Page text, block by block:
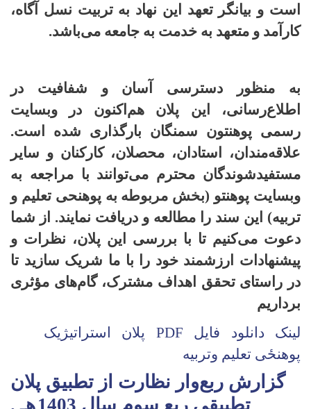
است و بیانگر تعهد این نهاد به تربیت نسل آگاه،
کارآمد و متعهد به خدمت به جامعه می‌باشد.
به منظور دسترسی آسان و شفافیت در
اطلاع‌رسانی، این پلان هم‌اکنون در وبسایت
رسمی پوهنتون سمنگان بارگذاری شده است.
علاقه‌مندان، استادان، محصلان، کارکنان و سایر
مستفیدشوندگان محترم می‌توانند با مراجعه به
وبسایت پوهنتو (بخش مربوطه به پوهنحی تعلیم و
تربیه) این سند را مطالعه و دریافت نمایند. از شما
دعوت می‌کنیم تا با بررسی این پلان، نظرات و
پیشنهادات ارزشمند خود را با ما شریک سازید تا
در راستای تحقق اهداف مشترک، گام‌های مؤثری
برداریم
لینک دانلود فایل PDF پلان استراتیژیک
پوهنځی تعلیم وتربیه
گزارش ربع‌وار نظارت از تطبیق پلان